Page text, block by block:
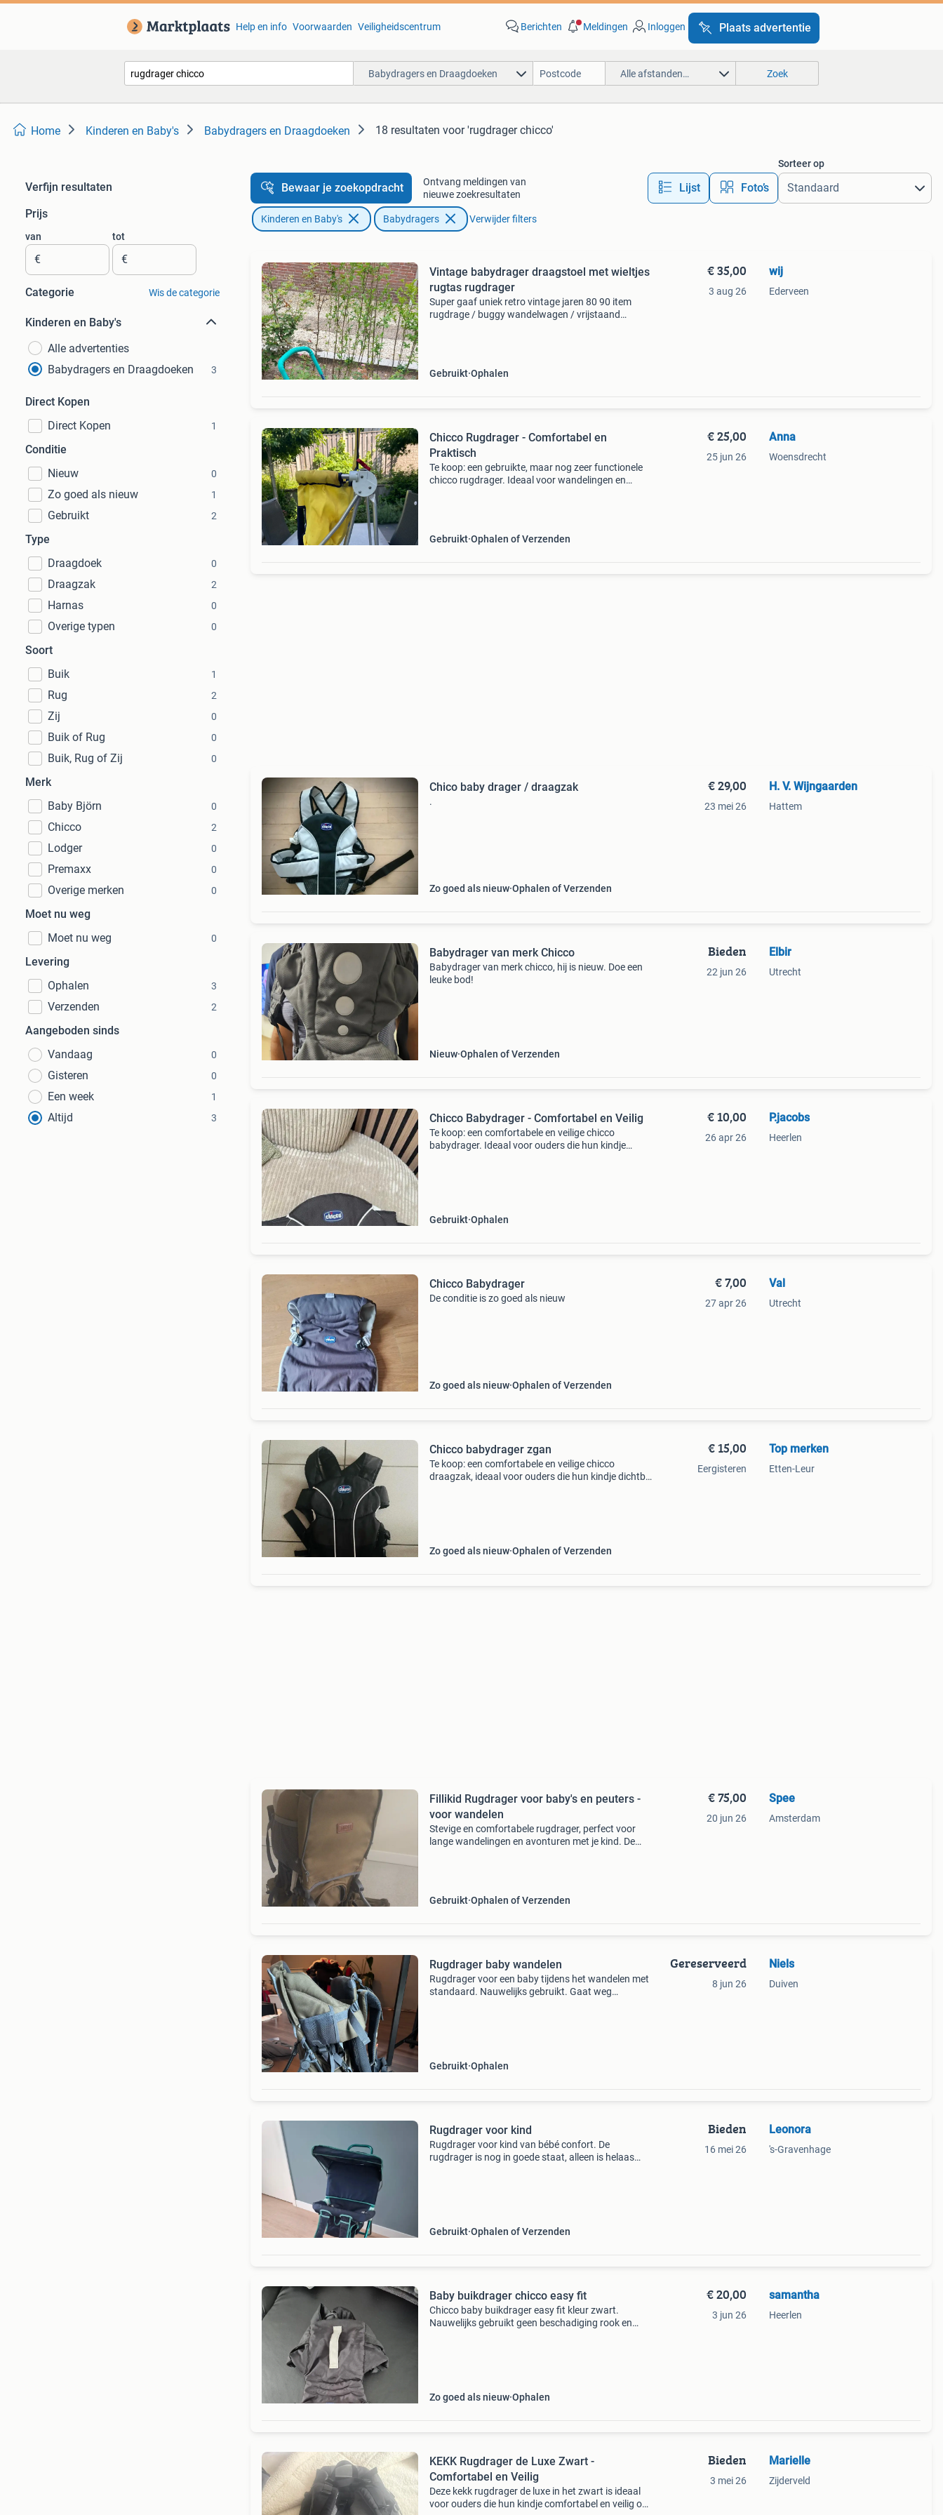
Help en info Voorwaarden Veiligheidscentrum Berichten Meldingen Inloggen Plaats advertentie
Babydragers en Draagdoeken Alle afstanden… Zoek
Home Kinderen en Baby's Babydragers en Draagdoeken 18 resultaten voor 'rugdrager chicco'
Verfijn resultaten
Prijs
van
€
tot
€
Categorie Wis de categorie
Kinderen en Baby's
Alle advertenties
Babydragers en Draagdoeken
3
Direct Kopen
Direct Kopen
1
Conditie
Nieuw
0
Zo goed als nieuw 1
Gebruikt 2
Type
Draagdoek
0
Draagzak 2
Harnas 0
Overige typen 0
Soort
Buik
1
Rug 2
Zij 0
Buik of Rug 0
Buik, Rug of Zij 0
Merk
Baby Björn
0
Chicco 2
Lodger 0
Premaxx 0
Overige merken 0
Moet nu weg
Moet nu weg
0
Levering
Ophalen
3
Verzenden 2
Aangeboden sinds
Vandaag
0
Gisteren 0
Een week 1
Altijd 3
Bewaar je zoekopdracht
Ontvang meldingen van
nieuwe zoekresultaten
Lijst Foto’s
Sorteer op
Kinderen en Baby's Babydragers Verwijder filters
Vintage babydrager draagstoel met wieltjes
rugtas rugdrager
Super gaaf uniek retro vintage jaren 80 90 item
rugdrage / buggy wandelwagen / vrijstaand
Gebruikt Ophalen
€ 35,00
3 aug 26
wij
Ederveen
Chicco Rugdrager - Comfortabel en
Praktisch
Te koop: een gebruikte, maar nog zeer functionele
chicco rugdrager. Ideaal voor wandelingen en
Gebruikt Ophalen of Verzenden
€ 25,00
25 jun 26
Anna
Woensdrecht
Chico baby drager / draagzak
.
Zo goed als nieuw Ophalen of Verzenden
€ 29,00
23 mei 26
H. V. Wijngaarden
Hattem
Babydrager van merk Chicco
Babydrager van merk chicco, hij is nieuw. Doe een
leuke bod!
Nieuw Ophalen of Verzenden
Bieden
22 jun 26
Elbir
Utrecht
Chicco Babydrager - Comfortabel en Veilig
Te koop: een comfortabele en veilige chicco
babydrager. Ideaal voor ouders die hun kindje
Gebruikt Ophalen
€ 10,00
26 apr 26
P.jacobs
Heerlen
Chicco Babydrager
De conditie is zo goed als nieuw
Zo goed als nieuw Ophalen of Verzenden
€ 7,00
27 apr 26
Val
Utrecht
Chicco babydrager zgan
Te koop: een comfortabele en veilige chicco
draagzak, ideaal voor ouders die hun kindje dichtbij
Zo goed als nieuw Ophalen of Verzenden
€ 15,00
Eergisteren
Top merken
Etten-Leur
Fillikid Rugdrager voor baby's en peuters -
voor wandelen
Stevige en comfortabele rugdrager, perfect voor
lange wandelingen en avonturen met je kind. De
Gebruikt Ophalen of Verzenden
€ 75,00
20 jun 26
Spee
Amsterdam
Rugdrager baby wandelen
Rugdrager voor een baby tijdens het wandelen met
standaard. Nauwelijks gebruikt. Gaat weg
Gebruikt Ophalen
Gereserveerd
8 jun 26
Niels
Duiven
Rugdrager voor kind
Rugdrager voor kind van bébé confort. De
rugdrager is nog in goede staat, alleen is helaas
Gebruikt Ophalen of Verzenden
Bieden
16 mei 26
Leonora
's-Gravenhage
Baby buikdrager chicco easy fit
Chicco baby buikdrager easy fit kleur zwart.
Nauwelijks gebruikt geen beschadiging rook en
Zo goed als nieuw Ophalen
€ 20,00
3 jun 26
samantha
Heerlen
KEKK Rugdrager de Luxe Zwart -
Comfortabel en Veilig
Deze kekk rugdrager de luxe in het zwart is ideaal
voor ouders die hun kindje comfortabel en veilig op
Bieden
3 mei 26
Marielle
Zijderveld